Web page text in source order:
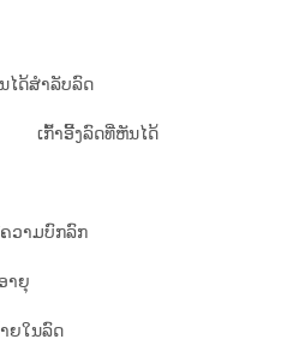
ໄດ້ສຳລັບລົດ
ເກົ້າອີ້ງລົດທີ່ຫັນໄດ້
ວາມບົກລົກ
າຍຸ
ຍໃນລົດ